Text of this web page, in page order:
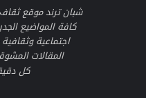
شبان ترند موقع
كافة المواضيع
اجتماعية
المقالات
كل